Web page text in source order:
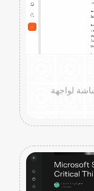
لواجهة